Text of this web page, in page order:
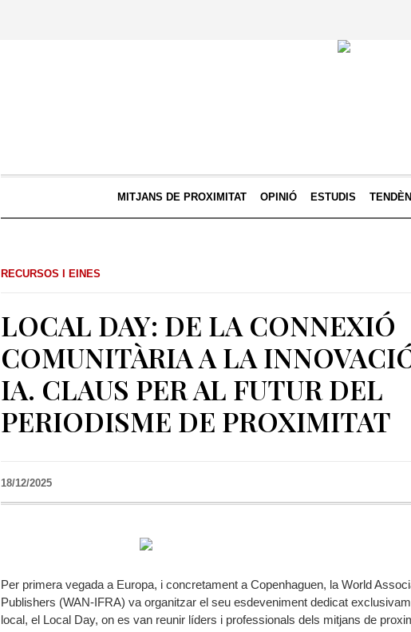
MITJANS DE PROXIMITAT OPINIÓ ESTUDIS
RECURSOS I EINES
LOCAL DAY: DE LA CONNEXIÓ
COMUNITÀRIA A LA
IA. CLAUS PER AL FUTUR DEL
PERIODISME DE PROXIMITAT
18/12/2025
Per primera vegada a Europa, i concretament a Copenhaguen, la World
Publishers (WAN-IFRA) va organitzar el seu esdeveniment dedicat
local, el Local Day, on es van reunir líders i professionals dels mitjans de